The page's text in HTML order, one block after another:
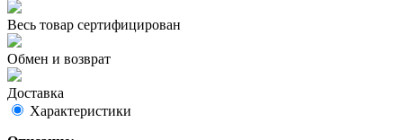
Весь товар сертифицирован
Обмен и возврат
Доставка
Характеристики